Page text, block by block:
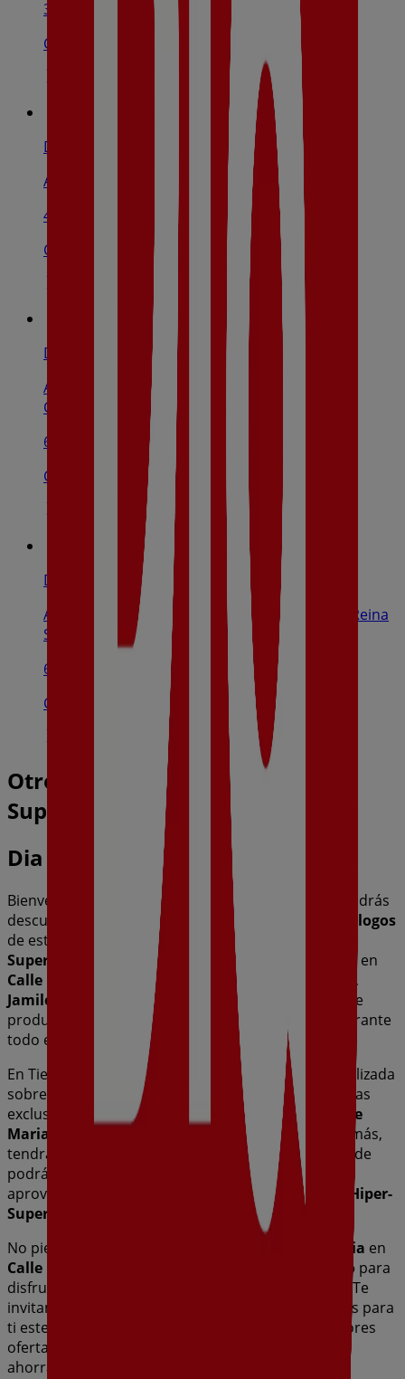
3.4 km
Cerrado
Dia
Avenida La Paz, 44, Torredonjimeno
4.3 km
Cerrado
Dia
Avda. San Amador Esquina Teniente General
Chamorro, Martos
6.0 km
Cerrado
Dia
Avda. Olivares (Centro Comercial) Esquina C/ Reina
Sofía, Martos
6.4 km
Cerrado
Otros negocios de Hiper-
Supermercados en Jamilena
Dia
Bienvenido a la tienda de
en Tiendeo, donde podrás
descubrir las mejores ofertas
catálogos
de esta destacada marca del sector de
Supermercados
. Nuestra tienda física está ubicada en
Calle Maria Auxiliadora Esquina Calle Egido Bajo ,
Jamilena
, y en ella encontrarás una amplia gama de
productos de calidad que te permitirán ahorrar durante
todo el
agosto de 2026
En Tiendeo te ofrecemos toda la información actualizada
sobre
, como los horarios de apertura, las ofertas
exclusivas y la ubicación exacta de la tienda en
Calle
Maria Auxiliadora Esquina Calle Egido Bajo
. Además,
tendrás acceso a los últimos catálogos de
Dia
, donde
podrás descubrir las promociones más recientes y
aprovechar grandes descuentos en productos de
Hiper-
Supermercados
para tus compras en Jamilena
No pierdas la oportunidad de visitar la tienda de
Dia en
Calle Maria Auxiliadora Esquina Calle Egido Bajo para
disfrutar de una experiencia de compra completa. Te
invitamos a explorar las promociones que tenemos para
ti este
y mantenerte informado de las mejores
ofertas de
ahorrar hoy mismo!